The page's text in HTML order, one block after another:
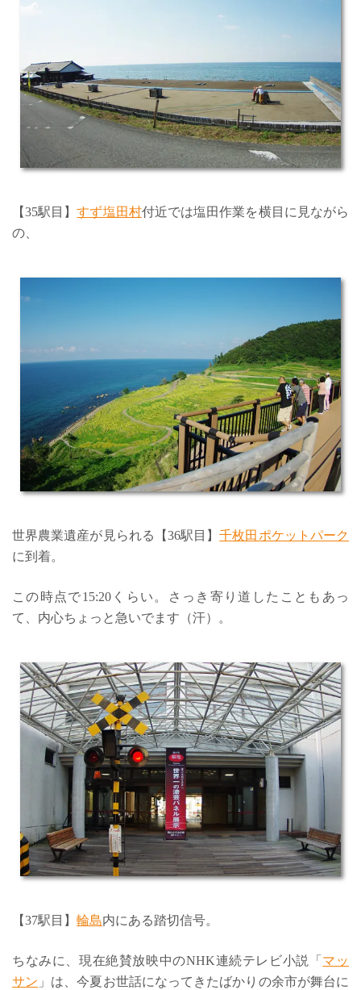
【35駅目】すず塩田村付近では塩田作業を横目に見ながら
の、
世界農業遺産が見られる【36駅目】千枚田ポケットパーク
に到着。
この時点で15:20くらい。さっき寄り道したこともあっ
て、内心ちょっと急いでます（汗）。
【37駅目】 輪島内にある踏切信号。
ちなみに、現在絶賛放映中のNHK連続テレビ小説「 マッ
サン 」は、今夏お世話になってきたばかりの余市が舞台に